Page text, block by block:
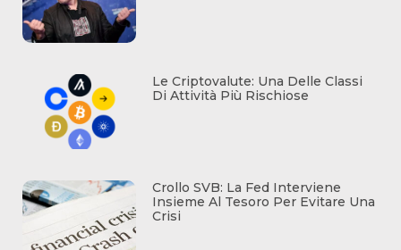
Le Criptovalute: Una Delle Classi
Di Attività Più Rischiose
Crollo SVB: La Fed Interviene
Insieme Al Tesoro Per Evitare Una
Crisi